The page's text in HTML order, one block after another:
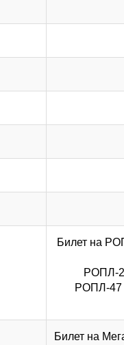
Билет на
РОПЛ-
РОПЛ-47
Билет на